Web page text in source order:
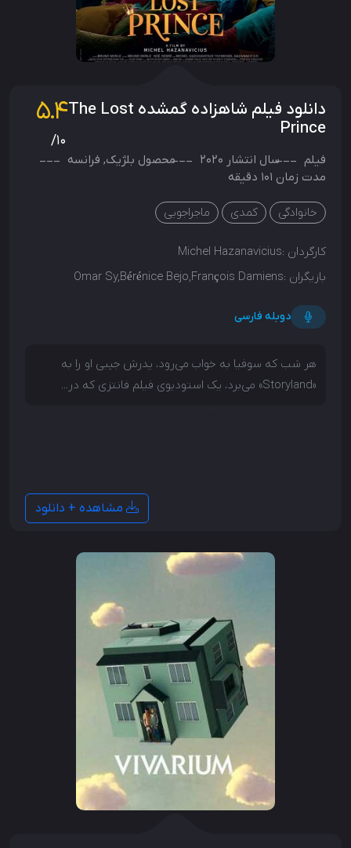
دانلود فیلم شاهزاده گمشده The Lost
Prince
5.4
/10
فیلم سال انتشار 2020 محصول بلژیک, فرانسه
مدت زمان 101 دقیقه
خانوادگی کمدی ماجراجویی
کارگردان :Michel Hazanavicius
بازیگران :Omar Sy,Bérénice Bejo,François Damiens
دوبله فارسی
هر شب که سوفیا به خواب می‌رود، پدرش جیبی او را به
«Storyland» می‌برد، یک استودیوی فیلم فانتزی که در...
مشاهده + دانلود